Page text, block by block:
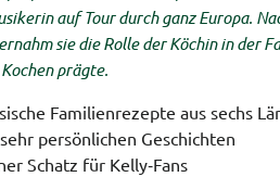
auf Tour durch ganz Europa.
sie die Rolle der Köchin in der
prägte.
Familienrezepte aus sechs
persönlichen Geschichten
Schatz für Kelly‑Fans